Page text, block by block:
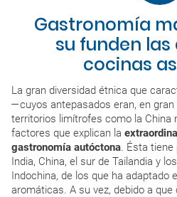
Gastronomía
su funden
cocinas
La gran diversidad étnica que
—cuyos antepasados eran, en
territorios limítrofes como la China
factores que explican la
gastronomía autóctona. Ésta tiene
India, China, el sur de Tailandia y
Indochina, de los que ha adaptado
aromáticas. A su vez, debido a